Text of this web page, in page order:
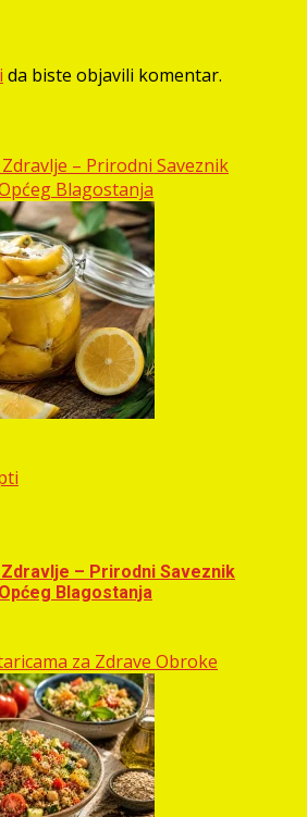
da biste objavili komentar.
– Prirodni Saveznik
Blagostanja
– Prirodni Saveznik
Blagostanja
za Zdrave Obroke